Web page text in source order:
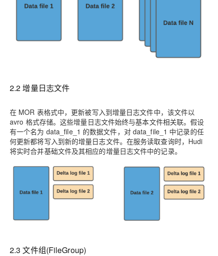
2.2 增量日志文件
在 MOR 表格式中，更新被写入到增量日志文件中，该文件以
avro 格式存储。这些增量日志文件始终与基本文件相关联。假设
有一个名为 data_file_1 的数据文件，对 data_file_1 中记录的任
何更新都将写入到新的增量日志文件。在服务读取查询时，Hudi
将实时合并基础文件及其相应的增量日志文件中的记录。
2.3 文件组(FileGroup)